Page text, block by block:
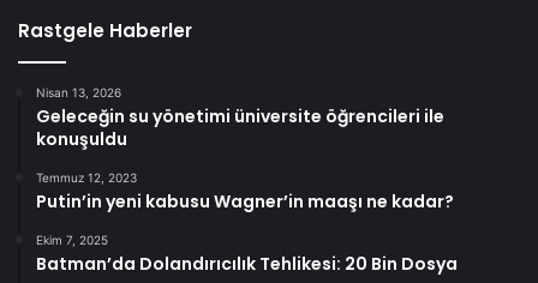
Rastgele Haberler
Nisan 13, 2026
Geleceğin su yönetimi üniversite öğrencileri ile
konuşuldu
Temmuz 12, 2023
Putin’in yeni kabusu Wagner’in maaşı ne kadar?
Ekim 7, 2025
Batman’da Dolandırıcılık Tehlikesi: 20 Bin Dosya